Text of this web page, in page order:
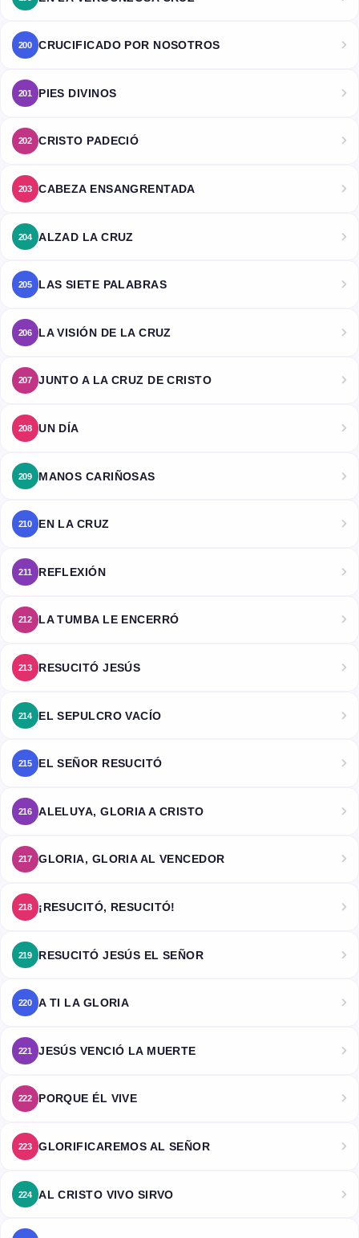
200 CRUCIFICADO POR NOSOTROS
201 PIES DIVINOS
202 CRISTO PADECIÓ
203 CABEZA ENSANGRENTADA
204 ALZAD LA CRUZ
205 LAS SIETE PALABRAS
206 LA VISIÓN DE LA CRUZ
207 JUNTO A LA CRUZ DE CRISTO
208 UN DÍA
209 MANOS CARIÑOSAS
210 EN LA CRUZ
211 REFLEXIÓN
212 LA TUMBA LE ENCERRÓ
213 RESUCITÓ JESÚS
214 EL SEPULCRO VACÍO
215 EL SEÑOR RESUCITÓ
216 ALELUYA, GLORIA A CRISTO
217 GLORIA, GLORIA AL VENCEDOR
218 ¡RESUCITÓ, RESUCITÓ!
219 RESUCITÓ JESÚS EL SEÑOR
220 A TI LA GLORIA
221 JESÚS VENCIÓ LA MUERTE
222 PORQUE ÉL VIVE
223 GLORIFICAREMOS AL SEÑOR
224 AL CRISTO VIVO SIRVO